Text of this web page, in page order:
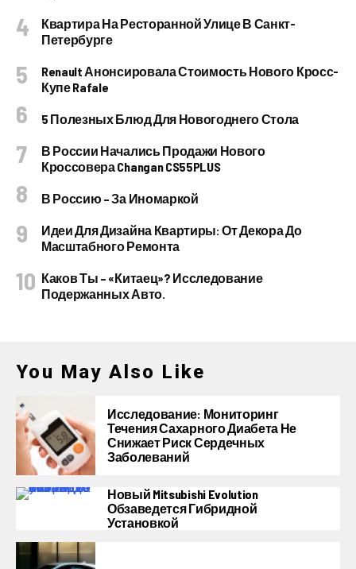
Квартира На Ресторанной Улице В Санкт-
Петербурге
Renault Анонсировала Стоимость Нового Кросс-
Купе Rafale
5 Полезных Блюд Для Новогоднего Стола
В России Начались Продажи Нового
Кроссовера Changan CS55PLUS
В Россию – За Иномаркой
Идеи Для Дизайна Квартиры: От Декора До
Масштабного Ремонта
Каков Ты – «китаец»? Исследование
Подержанных Авто.
You May Also Like
Исследование: Мониторинг
Течения Сахарного Диабета Не
Снижает Риск Сердечных
Заболеваний
Новый Mitsubishi Evolution
Обзаведется Гибридной
Установкой